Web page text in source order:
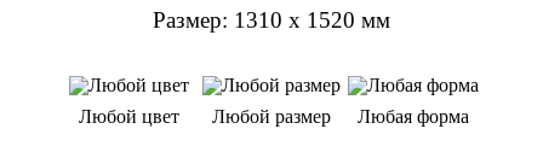
Размер: 1310 х 1520 мм
Любой цвет Любой размер Любая форма